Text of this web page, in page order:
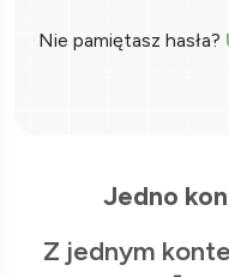
Nie pamiętasz hasła?
Jedno
Z jednym